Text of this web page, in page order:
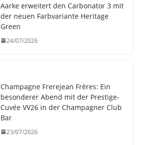
Aarke erweitert den Carbonator 3 mit
der neuen Farbvariante Heritage
Green
24/07/2026
Champagne Frerejean Frères: Ein
besonderer Abend mit der Prestige-
Cuvée VV26 in der Champagner Club
Bar
23/07/2026